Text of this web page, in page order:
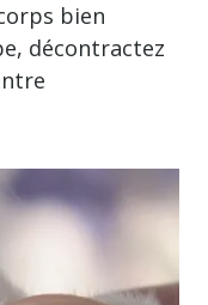
bien
décontractez